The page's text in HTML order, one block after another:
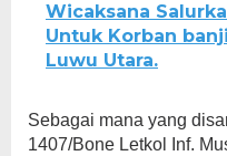
Wicaksana
Untuk Korban
Luwu Utara.
Sebagai mana yang
1407/Bone Letkol Inf.